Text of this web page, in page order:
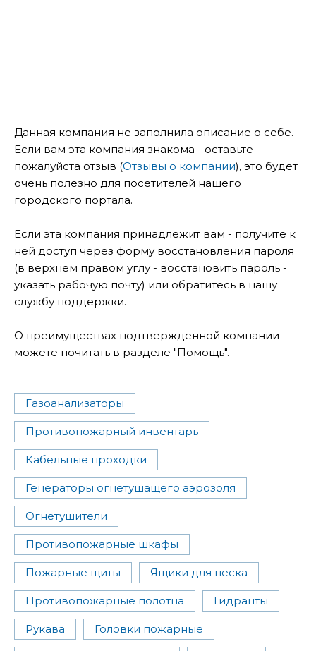
Данная компания не заполнила описание о себе.
Если вам эта компания знакома - оставьте
пожалуйста отзыв (Отзывы о компании), это будет
очень полезно для посетителей нашего
городского портала.
Если эта компания принадлежит вам - получите к
ней доступ через форму восстановления пароля
(в верхнем правом углу - восстановить пароль -
указать рабочую почту) или обратитесь в нашу
службу поддержки.
О преимуществах подтвержденной компании
можете почитать в разделе "Помощь".
Газоанализаторы
Противопожарный инвентарь
Кабельные проходки
Генераторы огнетушащего аэрозоля
Огнетушители
Противопожарные шкафы
Пожарные щиты Ящики для песка
Противопожарные полотна Гидранты
Рукава Головки пожарные